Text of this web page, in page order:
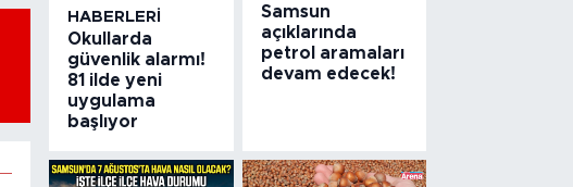
HABERLERI
Okullarda
güvenlik alarmı!
81 ilde yeni
uygulama
başlıyor
Samsun
açıklarında
petrol aramaları
devam edecek!